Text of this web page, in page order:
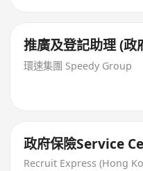
推廣及登記助理 (政
環速集團 Speedy Group
政府保險Service
Recruit Express (Hong